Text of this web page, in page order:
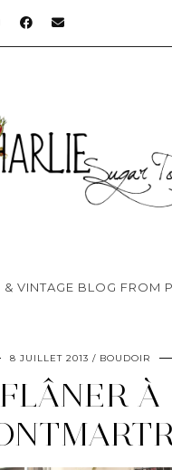
& VINTAGE BLOG FROM
8 JUILLET 2013 BOUDOIR
FLÂNER À